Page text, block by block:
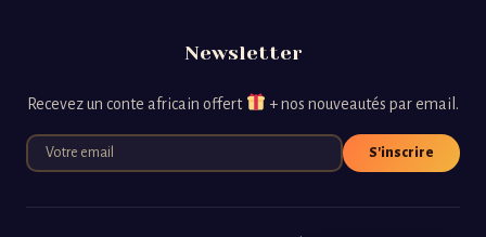
Newsletter
Recevez un conte africain offert + nos nouveautés par email.
S'inscrire